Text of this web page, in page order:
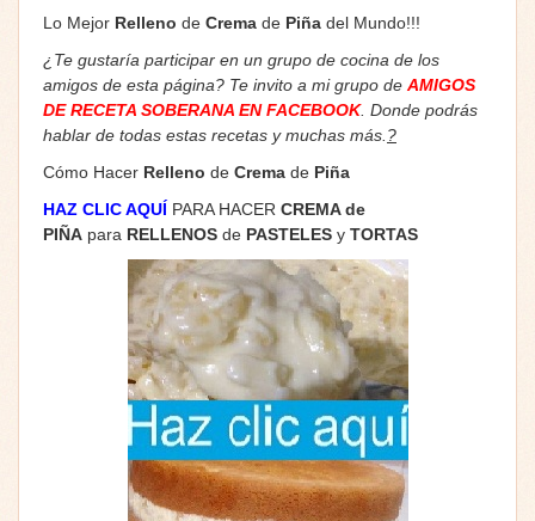
Lo Mejor Relleno de Crema de Piña del Mundo!!!
¿Te gustaría participar en un grupo de cocina de los
amigos de esta página? Te invito a mi grupo de AMIGOS
DE RECETA SOBERANA EN FACEBOOK. Donde podrás
hablar de todas estas recetas y muchas más. ?
Cómo Hacer Relleno de Crema de Piña
HAZ CLIC AQUÍ PARA HACER CREMA de
PIÑA para RELLENOS de PASTELES y TORTAS